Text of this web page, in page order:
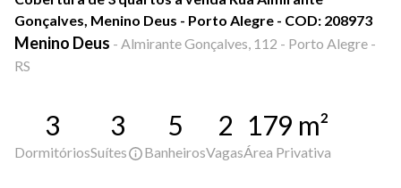
Gonçalves, Menino Deus - Porto Alegre - COD: 208973
Menino Deus - Almirante Gonçalves, 112 - Porto Alegre -
RS
3
Dormitórios
3
Suítes
5
Banheiros
2
Vagas
179 m²
Área Privativa